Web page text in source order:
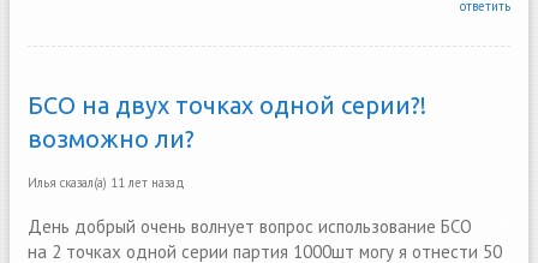
ответить
БСО на двух точках одной серии?!
возможно ли?
Илья сказал(а) 11 лет назад
День добрый очень волнует вопрос использование БСО
на 2 точках одной серии партия 1000шт могу я отнести 50